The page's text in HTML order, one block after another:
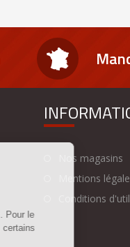
Nos magasins
Mentions
Conditions